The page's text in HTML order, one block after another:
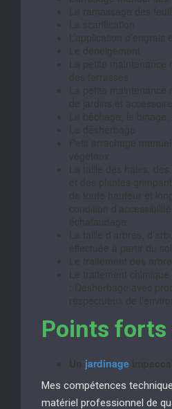
Points forts
jardinage
Mes compétences
matériel professionnel de